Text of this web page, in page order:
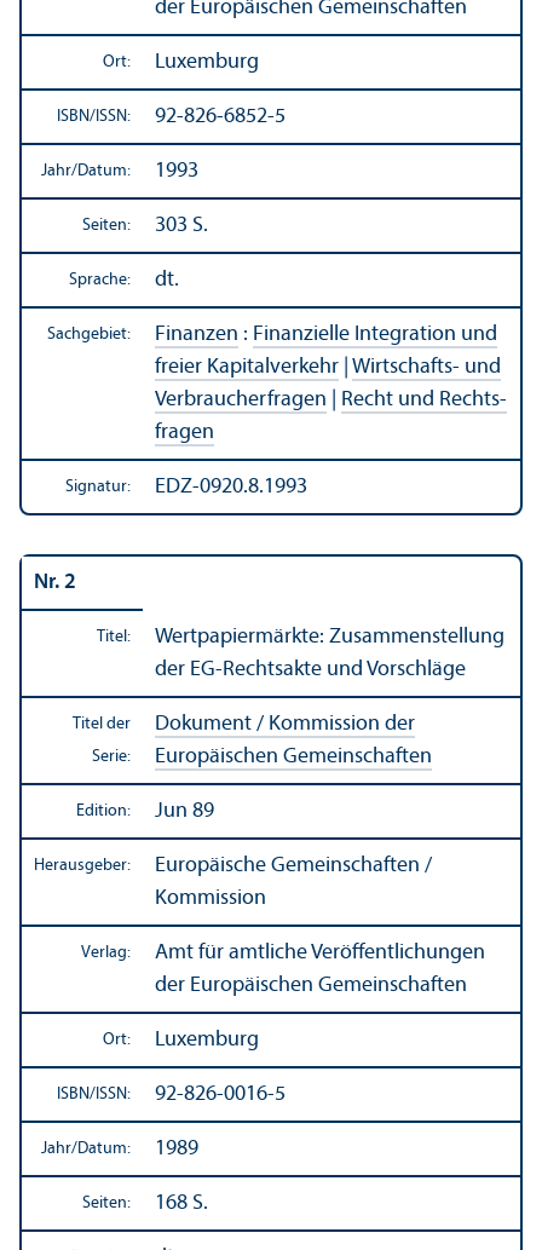
der Europäischen Gemeinschaften
Ort: Luxemburg
ISBN/ ISSN: 92-826-6852-5
Jahr/Datum: 1993
Seiten: 303 S.
Sprache: dt.
Sachgebiet: Finanzen : Finanz­ielle Integration und
freier Kapitalverkehr Wirtschafts- und
Verbraucherfragen
Recht und Rechts­
fragen
Signatur: EDZ-0920.8.1993
Nr. 2
Titel:
Wertpapiermärkte: Zusammenstellung
der EG-Rechts­akte und Vorschläge
Titel der
Serie:
Dokument / Kommission der
Europäischen Gemeinschaften
Edition: Jun 89
Herausgeber:
Europäische Gemeinschaften /
Kommission
Verlag:
Amt für amtliche Veröffentlichungen
der Europäischen Gemeinschaften
Ort: Luxemburg
ISBN/ ISSN: 92-826-0016-5
Jahr/Datum: 1989
Seiten: 168 S.